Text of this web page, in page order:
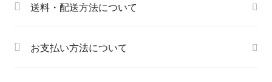
送料・配送方法について
お支払い方法について